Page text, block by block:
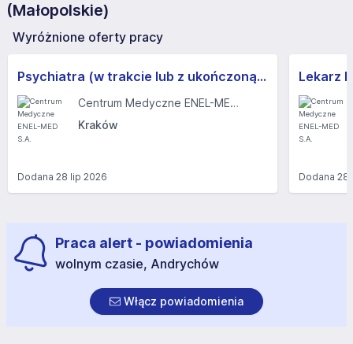
(Małopolskie)
Wyróżnione oferty pracy
Psychiatra (w trakcie lub z ukończoną specjalizacją) (k/m)
Centrum Medyczne ENEL-MED S.A.
Kraków
Dodana 28 lip 2026 Dodana28
Praca alert - powiadomienia
wolnym czasie, Andrychów
Włącz powiadomienia